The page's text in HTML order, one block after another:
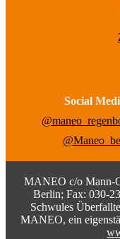
Social
MANEO c/o Mann-
Berlin; Fax: 030-
Schwules
MANEO, ein